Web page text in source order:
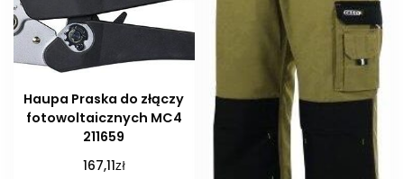
Haupa Praska do złączy
fotowoltaicznych MC4
211659
167,11zł